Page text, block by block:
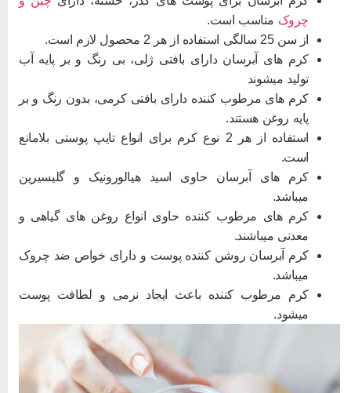
چروکمناسب است.
از سن 25 سالگی استفاده از هر 2 محصول لازم است.
کرم های آبرسان دارای بافتی ژلی، بی رنگ و بر پایه آب
تولید میشوند
کرم های مرطوب کننده دارای بافتی کرمی، بدون رنگ و بر
پایه روغن هستند.
استفاده از هر 2 نوع کرم برای انواع تایپ پوستی بلامانع
است.
کرم های آبرسان حاوی اسید هیالورونیک و گلیسیرین
میباشد.
کرم های مرطوب کننده حاوی انواع روغن های گیاهی و
معدنی میباشند.
کرم آبرسان روشن کننده پوست و دارای خواص ضد چروک
میباشد.
کرم مرطوب کننده باعث ایجاد نرمی و لطافت پوست
میشود.